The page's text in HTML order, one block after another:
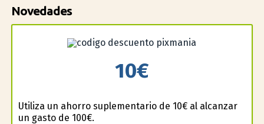
Novedades
10€
Utiliza un ahorro suplementario de 10€ al alcanzar
un gasto de 100€.